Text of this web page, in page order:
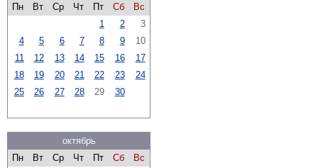
Пн
Вт Ср Чт Пт Сб
Вс
1
2
3
4
5 6 7 8 9
10
11
12 13 14 15 16
17
18
19 20 21 22 23
24
25
26 27 28 29 30
октябрь
Пн
Вт Ср Чт Пт Сб
Вс